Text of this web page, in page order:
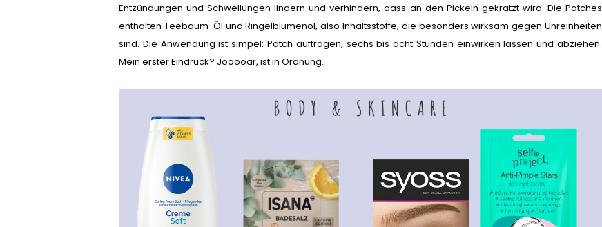
Entzündungen und Schwellungen lindern und verhindern, dass an den Pickeln gekratzt wird. Die Patches
enthalten Teebaum-Öl und Ringelblumenöl, also Inhaltsstoffe, die besonders wirksam gegen Unreinheiten
sind. Die Anwendung ist simpel: Patch auftragen, sechs bis acht Stunden einwirken lassen und abziehen.
Mein erster Eindruck? Jooooar, ist in Ordnung.